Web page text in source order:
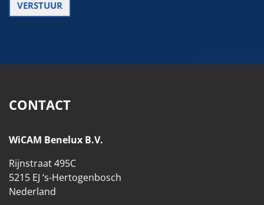
CONTACT
WiCAM Benelux B.V.
Rijnstraat 495C
5215 EJ ‘s-Hertogenbosch
Nederland